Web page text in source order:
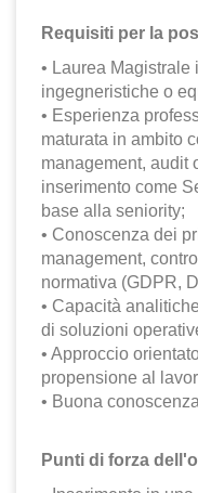
Requisiti per la
• Laurea
ingegneristiche o
• Esperienza
maturata in ambito
management, audit
inserimento come
base alla seniority;
• Conoscenza dei
management,
normativa (GDPR,
• Capacità
di soluzioni
• Approccio
propensione al
• Buona
Punti di forza